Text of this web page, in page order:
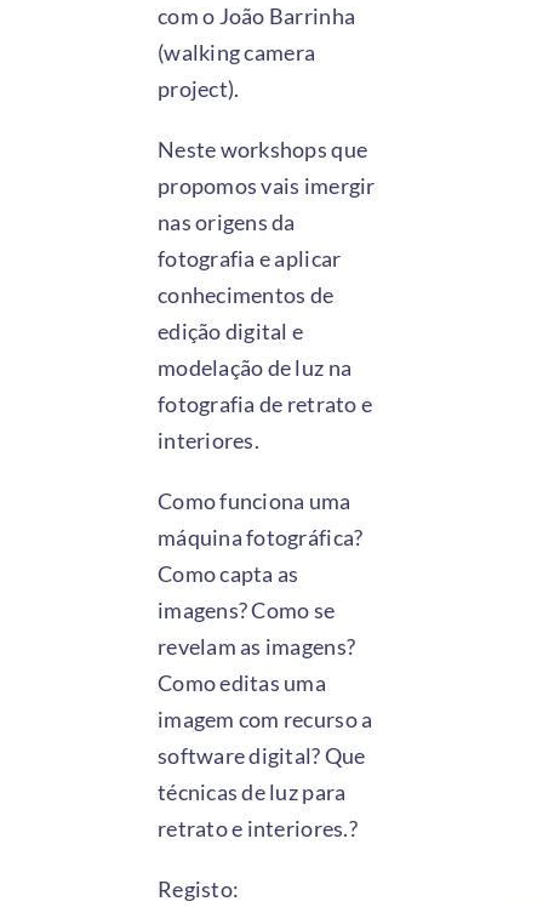
com o João Barrinha
(walking camera
project).
Neste workshops que
propomos vais imergir
nas origens da
fotografia e aplicar
conhecimentos de
edição digital e
modelação de luz na
fotografia de retrato e
interiores.
Como funciona uma
máquina fotográfica?
Como capta as
imagens? Como se
revelam as imagens?
Como editas uma
imagem com recurso a
software digital? Que
técnicas de luz para
retrato e interiores.?
Registo: